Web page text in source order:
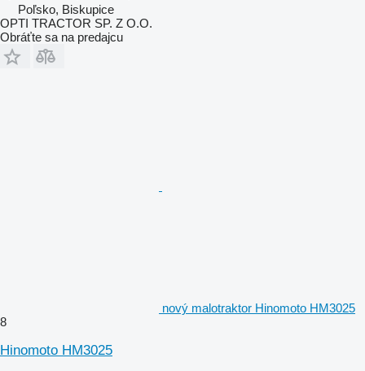
Poľsko, Biskupice
OPTI TRACTOR SP. Z O.O.
Obráťte sa na predajcu
nový malotraktor Hinomoto HM3025
8
Hinomoto HM3025